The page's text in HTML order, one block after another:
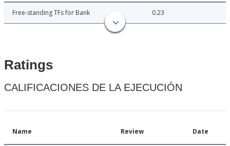
Free-standing TFs for Bank 0.23
Ratings
CALIFICACIONES DE LA EJECUCIÓN
Name Review Date